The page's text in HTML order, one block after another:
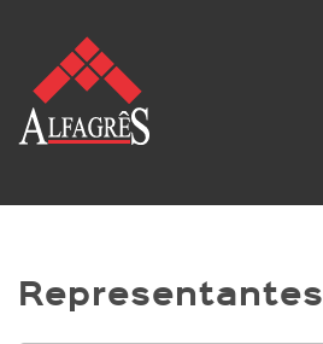
Representantes